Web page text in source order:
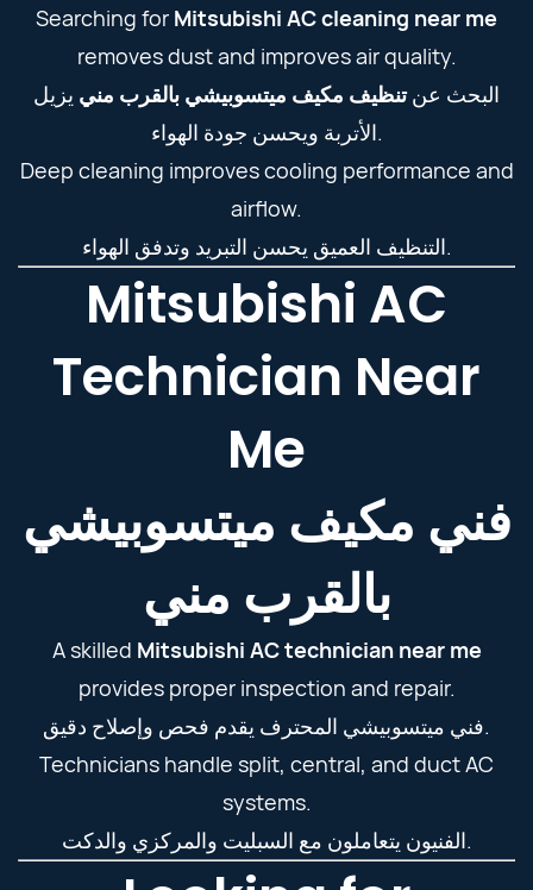
Searching for Mitsubishi AC cleaning near me
removes dust and improves air quality.
البحث عنتنظيف مكيف ميتسوبيشي بالقرب مني يزيل
الأتربة ويحسن جودة الهواء.
Deep cleaning improves cooling performance and
airflow.
التنظيف العميق يحسن التبريد وتدفق الهواء.
Mitsubishi AC
Technician Near
Me
فني مكيف ميتسوبيشي
بالقرب مني
A skilled Mitsubishi AC technician near me
provides proper inspection and repair.
فني ميتسوبيشي المحترف يقدم فحص وإصلاح دقيق.
Technicians handle split, central, and duct AC
systems.
الفنيون يتعاملون مع السبليت والمركزي والدكت.